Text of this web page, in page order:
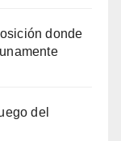
donde
del